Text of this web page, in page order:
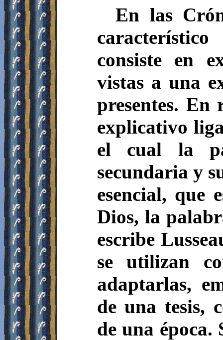
En las
consiste en
vistas a una
presentes. En
explicativo
el cual la
secundaria y
esencial, que
Dios, la
escribe
se utilizan
adaptarlas,
de una tesis,
de una época.